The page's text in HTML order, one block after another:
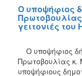
Ο υποψήφιος
γειτονιές του
Ο υποψήφιος
Πρωτοβουλίας
υποψήφιους